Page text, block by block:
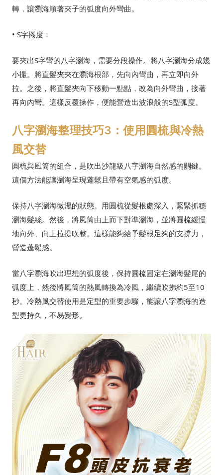
轉，讓瀏海順著夾子的弧度向外彎曲。
• S字捲度：
要夾出S字彎的八字瀏海，需要分段操作。將八字瀏海分成幾
小撮。將直髮夾夾在瀏海根部，先向內彎曲，再立即向外
拉。之後，將直髮夾向下移動一點點，改為向外彎曲，接著
再向內彎。這樣反覆操作，便能營造出波浪般的S型弧度。
八字瀏海整理技巧3：使用圓梳與冷熱
風交替
圓梳與風筒的組合，是吹出沙龍級八字瀏海自然感的關鍵。
這個方法能讓瀏海呈現蓬鬆且帶有空氣感的弧度。
保持八字瀏海微濕的狀態。用圓梳從髮根處深入，緊緊抓穩
瀏海髮絲。然後，將風筒由上而下對準瀏海，並將圓梳緩慢
地向外、向上拉提吹整。這樣能夠給予髮根足夠的支撐力，
營造蓬鬆感。
當八字瀏海吹出理想的弧度後，保持圓梳固定在瀏海髮尾的
弧度上，然後將風筒的熱風轉換為冷風，繼續吹拂約5至10
秒。冷熱風交替使用是定型的重要步驟，能讓八字瀏海的造
型更持久，不易變形。